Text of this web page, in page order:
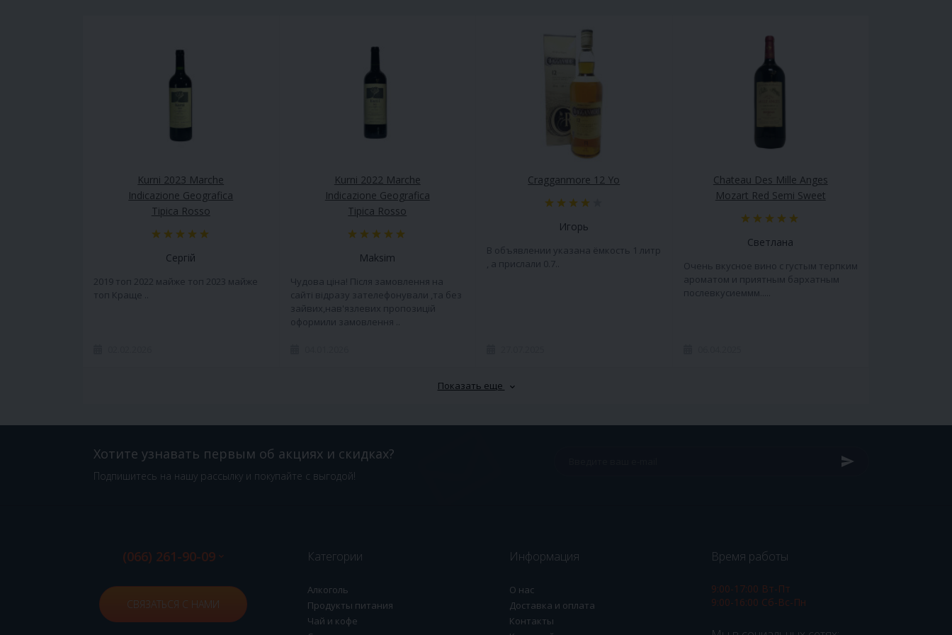
Kurni 2023 Marche
Indicazione Geografica
Tipica Rosso
Сергій
2019 топ 2022 майже топ 2023 майже
топ Краще ..
Kurni 2022 Marche
Indicazione Geografica
Tipica Rosso
Maksim
Чудова ціна! Після замовлення на
сайті відразу зателефонували ,та без
зайвих,нав'язлевих пропозицій
оформили замовлення ..
Cragganmore 12 Yo
Игорь
В объявлении указана ёмкость 1 литр
, а прислали 0.7..
Chateau Des Mille Anges
Mozart Red Semi Sweet
Светлана
Очень вкусное вино с густым терпким
ароматом и приятным бархатным
послевкусиеммм.....
Показать еще
Хотите узнавать первым об акциях и скидках?
Подпишитесь на нашу рассылку и покупайте с выгодой!
(066) 261-90-09
СВЯЗАТЬСЯ С НАМИ
Категории
Алкоголь
Продукты питания
Чай и кофе
Информация
О нас
Доставка и оплата
Контакты
Время работы
9:00-17:00 Вт-Пт
9:00-16:00 Сб-Вс-Пн